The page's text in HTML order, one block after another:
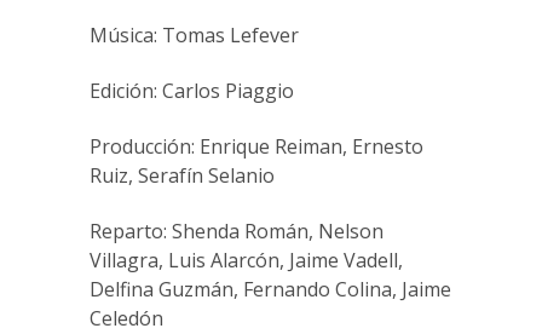
Música: Tomas Lefever
Edición: Carlos Piaggio
Producción: Enrique Reiman, Ernesto
Ruiz, Serafín Selanio
Reparto: Shenda Román, Nelson
Villagra, Luis Alarcón, Jaime Vadell,
Delfina Guzmán, Fernando Colina, Jaime
Celedón